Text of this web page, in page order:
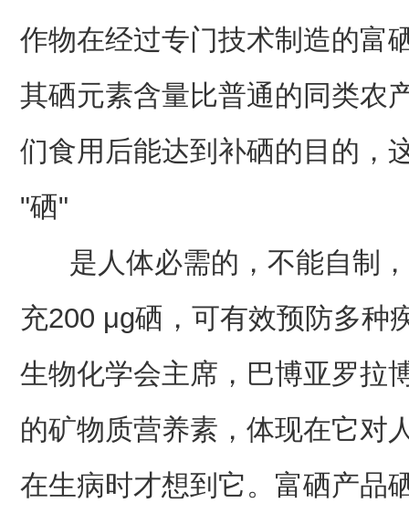
作物在经过专门技术制造的富
其硒元素含量比普通的同类农
们食用后能达到补硒的目的，
"硒"
是人体必需的，不能自制，
充200 μg硒，可有效预防多种
生物化学会主席，巴博亚罗拉
的矿物质营养素，体现在它对
在生病时才想到它。富硒产品